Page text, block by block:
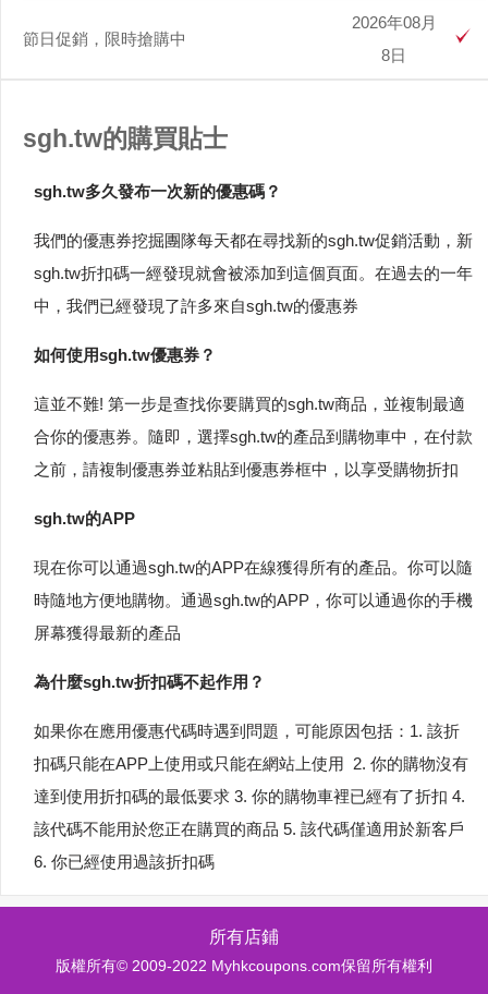
節日促銷，限時搶購中
2026年08月
8日
sgh.tw的購買貼士
sgh.tw多久發布一次新的優惠碼？
我們的優惠券挖掘團隊每天都在尋找新的sgh.tw促銷活動，新
sgh.tw折扣碼一經發現就會被添加到這個頁面。在過去的一年
中，我們已經發現了許多來自sgh.tw的優惠券
如何使用sgh.tw優惠券？
這並不難! 第一步是查找你要購買的sgh.tw商品，並複制最適
合你的優惠券。隨即，選擇sgh.tw的產品到購物車中，在付款
之前，請複制優惠券並粘貼到優惠券框中，以享受購物折扣
sgh.tw的APP
現在你可以通過sgh.tw的APP在線獲得所有的產品。你可以隨
時隨地方便地購物。通過sgh.tw的APP，你可以通過你的手機
屏幕獲得最新的產品
為什麼sgh.tw折扣碼不起作用？
如果你在應用優惠代碼時遇到問題，可能原因包括：1. 該折
扣碼只能在APP上使用或只能在網站上使用 2. 你的購物沒有
達到使用折扣碼的最低要求 3. 你的購物車裡已經有了折扣 4.
該代碼不能用於您正在購買的商品 5. 該代碼僅適用於新客戶
6. 你已經使用過該折扣碼
所有店鋪
版權所有© 2009-2022 Myhkcoupons.com保留所有權利